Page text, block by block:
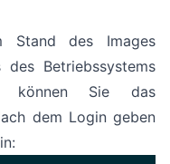
Stand des Images
Betriebssystems
können Sie das
dem Login geben